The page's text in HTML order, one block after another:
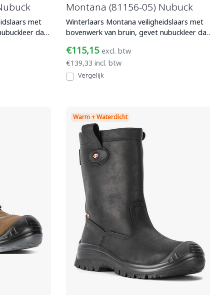
met
dat
Montana (81156-05) Nubuck
Winterlaars Montana veiligheidslaars met
bovenwerk van bruin, gevet nubuckleer dat
€115,15 excl. btw
€139,33 incl. btw
Vergelijk
Warm + Waterdicht